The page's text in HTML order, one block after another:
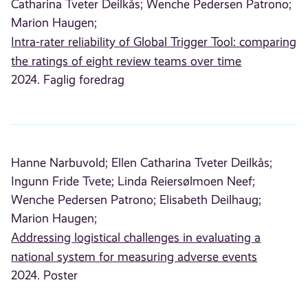
Catharina Tveter Deilkås; Wenche Pedersen Patrono;
Marion Haugen;
Intra-rater reliability of Global Trigger Tool: comparing
the ratings of eight review teams over time
2024. Faglig foredrag
Hanne Narbuvold; Ellen Catharina Tveter Deilkås;
Ingunn Fride Tvete; Linda Reiersølmoen Neef;
Wenche Pedersen Patrono; Elisabeth Deilhaug;
Marion Haugen;
Addressing logistical challenges in evaluating a
national system for measuring adverse events
2024. Poster